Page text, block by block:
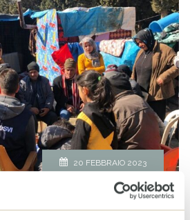
20 FEBBRAIO 2023
ha dove tornare. C’è urgente
a sostenerci donando qui. «La